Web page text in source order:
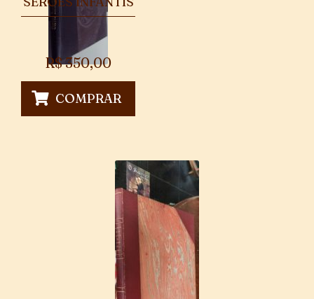
R$350,00
COMPRAR